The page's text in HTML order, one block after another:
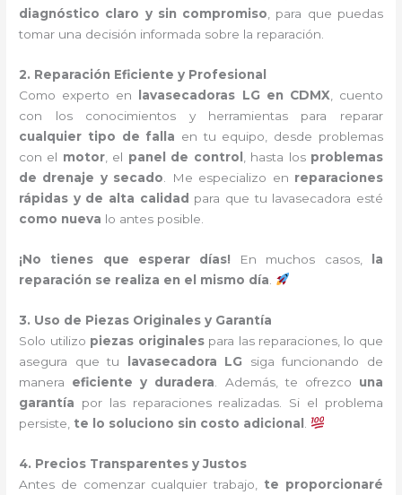
diagnóstico claro y sin compromiso , para que puedas
tomar una decisión informada sobre la reparación.
2. Reparación Eficiente y Profesional
Como experto en
lavasecadoras LG en CDMX , cuento
con los conocimientos y herramientas para reparar
cualquier tipo de falla en tu equipo, desde problemas
con el motor, el panel de control , hasta los problemas
de drenaje y secado . Me especializo en reparaciones
rápidas y de alta calidad para que tu lavasecadora esté
como nueva lo antes posible.
¡No tienes que esperar días! En muchos casos,
la
reparación se realiza en el mismo día
3. Uso de Piezas Originales y Garantía
Solo utilizo piezas originalespara las reparaciones, lo que
asegura que tu
lavasecadora LG siga funcionando de
manera eficiente y duradera . Además, te ofrezco una
garantía por las reparaciones realizadas. Si el problema
persiste, te lo soluciono sin costo adicional
4. Precios Transparentes y Justos
Antes de comenzar cualquier trabajo, te proporcionaré